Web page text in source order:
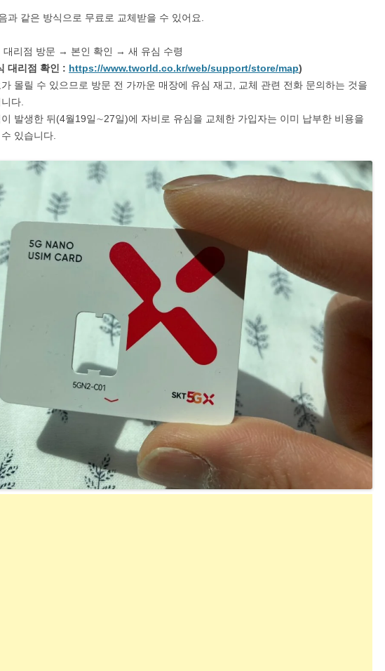
과 같은 방식으로 무료로 교체받을 수 있어요.
대리점 방문 → 본인 확인 → 새 유심 수령
대리점 확인 : https://www.tworld.co.kr/web/support/store/map)
몰릴 수 있으므로 방문 전 가까운 매장에 유심 재고, 교체 관련 전화 문의하는 것을
다.
발생한 뒤(4월19일∼27일)에 자비로 유심을 교체한 가입자는 이미 납부한 비용을
있습니다.